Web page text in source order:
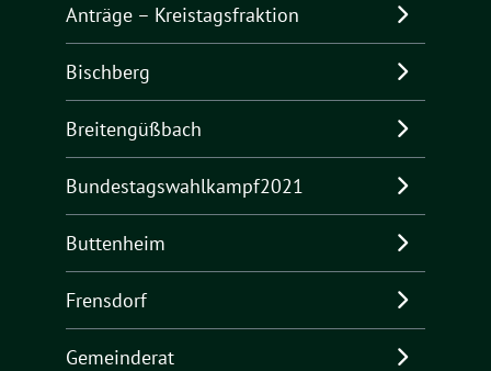
Anträge – Kreistagsfraktion
Bischberg
Breitengüßbach
Bundestagswahlkampf2021
Buttenheim
Frensdorf
Gemeinderat